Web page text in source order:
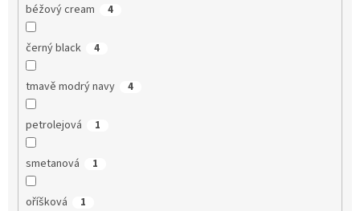
béžový cream 4
černý black 4
tmavě modrý navy 4
petrolejová 1
smetanová 1
oříšková 1